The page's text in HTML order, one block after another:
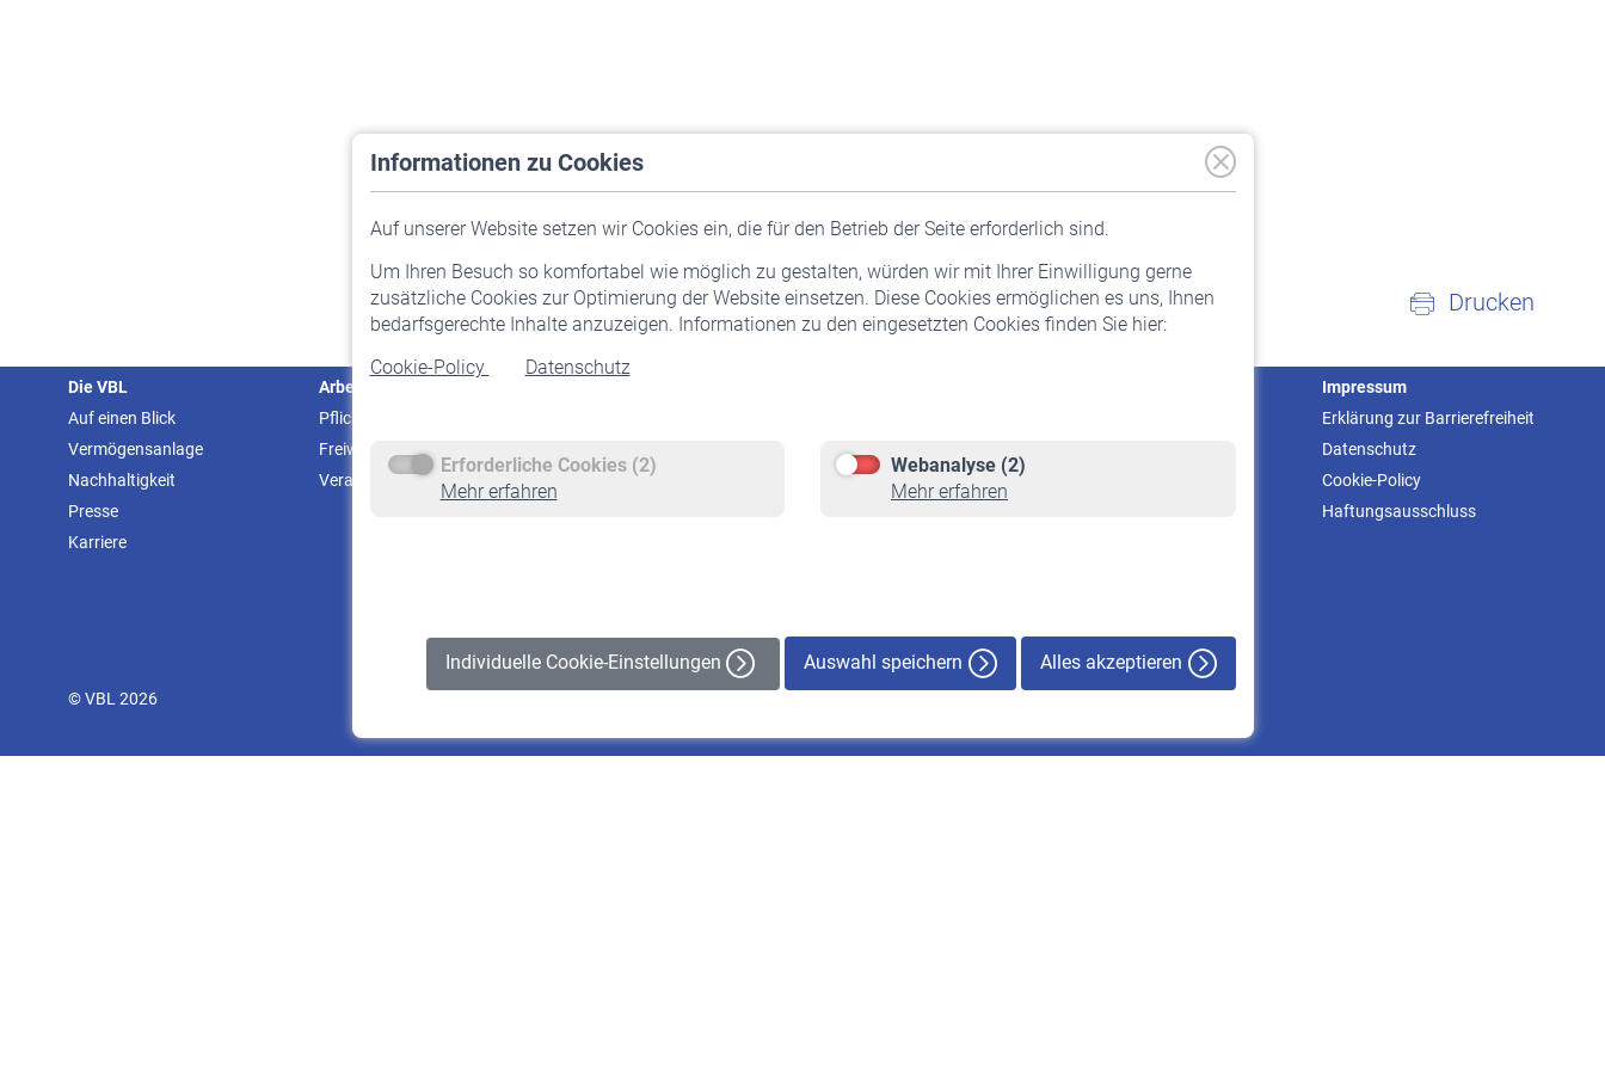
Informationen zu Cookies
Auf unserer Website setzen wir Cookies ein, die für den Betrieb der Seite erforderlich sind.
Um Ihren Besuch so komfortabel wie möglich zu gestalten, würden wir mit Ihrer Einwilligung gerne
zusätzliche Cookies zur Optimierung der Website einsetzen. Diese Cookies ermöglichen es uns, Ihnen
bedarfsgerechte Inhalte anzuzeigen. Informationen zu den eingesetzten Cookies finden Sie hier:
Cookie-Policy
Datenschutz
Erforderliche Cookies (2)
Mehr erfahren
Webanalyse (2)
Mehr erfahren
Individuelle Cookie-Einstellungen Auswahl speichern Alles akzeptieren
Drucken
Die VBL
Auf einen Blick
Vermögensanlage
Nachhaltigkeit
Presse
Karriere
Arbeitgeber
Pflichtversicherung
Freiwillige Versicherung
Veranstaltungen
Staatliche Förderung
Rente beantragen
Rentenauszahlung
Impressum
Erklärung zur Barrierefreiheit
Datenschutz
Cookie-Policy
Haftungsausschluss
© VBL 2026